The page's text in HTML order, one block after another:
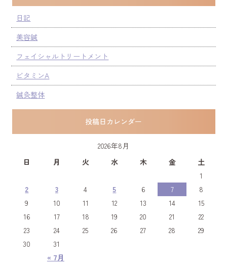
日記
美容鍼
フェイシャルトリートメント
ビタミンA
鍼灸整体
投稿日カレンダー
2026年8月
日
月 火 水 木 金 土
« 7月
1
2
3 4 5 6 7
8
9
10 11 12 13 14
15
16
17 18 19 20 21
22
23
24 25 26 27 28
29
30
31